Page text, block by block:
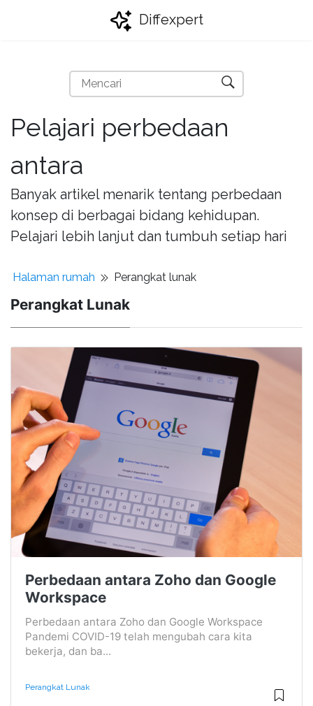
Diffexpert
Pelajari perbedaan
antara
Banyak artikel menarik tentang perbedaan
konsep di berbagai bidang kehidupan.
Pelajari lebih lanjut dan tumbuh setiap hari
Halaman rumah Perangkat lunak
Perangkat Lunak
Perbedaan antara Zoho dan Google
Workspace
Perbedaan antara Zoho dan Google Workspace
Pandemi COVID-19 telah mengubah cara kita
bekerja, dan ba...
Perangkat Lunak